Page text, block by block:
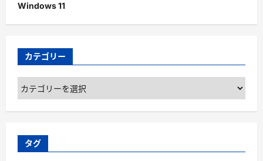
Windows 11
カテゴリー
カ
テ
ゴ
ー
タグ